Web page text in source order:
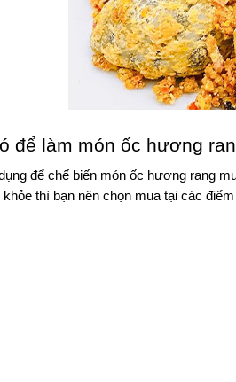
để làm món ốc hương
để chế biến món ốc hương rang
thì bạn nên chọn mua tại các